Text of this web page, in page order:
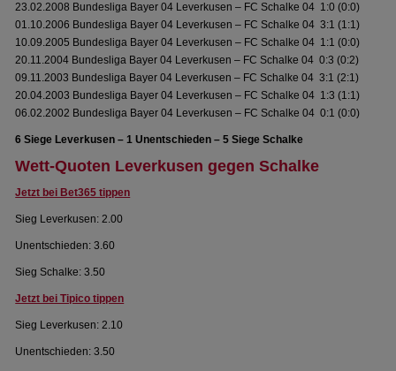
23.02.2008 Bundesliga Bayer 04 Leverkusen – FC Schalke 04 1:0 (0:0)
01.10.2006 Bundesliga Bayer 04 Leverkusen – FC Schalke 04 3:1 (1:1)
10.09.2005 Bundesliga Bayer 04 Leverkusen – FC Schalke 04 1:1 (0:0)
20.11.2004 Bundesliga Bayer 04 Leverkusen – FC Schalke 04 0:3 (0:2)
09.11.2003 Bundesliga Bayer 04 Leverkusen – FC Schalke 04 3:1 (2:1)
20.04.2003 Bundesliga Bayer 04 Leverkusen – FC Schalke 04 1:3 (1:1)
06.02.2002 Bundesliga Bayer 04 Leverkusen – FC Schalke 04 0:1 (0:0)
6 Siege Leverkusen – 1 Unentschieden – 5 Siege Schalke
Wett-Quoten Leverkusen gegen Schalke
Jetzt bei Bet365 tippen
Sieg Leverkusen: 2.00
Unentschieden: 3.60
Sieg Schalke: 3.50
Jetzt bei Tipico tippen
Sieg Leverkusen: 2.10
Unentschieden: 3.50